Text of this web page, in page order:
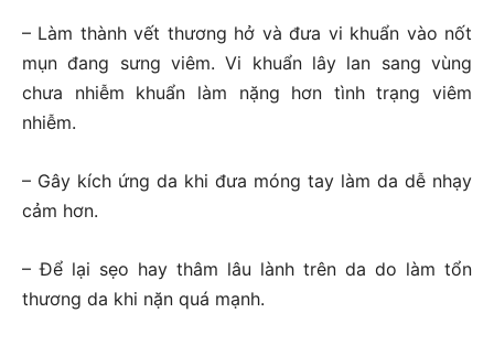
– Làm thành vết thương hở và đưa vi khuẩn vào nốt
mụn đang sưng viêm. Vi khuẩn lây lan sang vùng
chưa nhiễm khuẩn làm nặng hơn tình trạng viêm
nhiễm.
– Gây kích ứng da khi đưa móng tay làm da dễ nhạy
cảm hơn.
– Để lại sẹo hay thâm lâu lành trên da do làm tổn
thương da khi nặn quá mạnh.